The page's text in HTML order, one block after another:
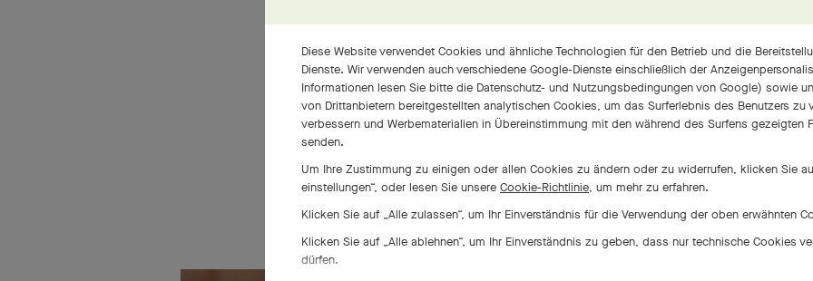
Maison angewandten Verfahren. Dies gewährleistet, dass die
höchsten objektiven Qualitätskriterien und gleichzeitig dem
Geschmack der Edelsteinabteilung von Van Cleef & Arpels
Diese Website verwendet Cookies und ähnliche Technologien für den Betrieb und die
Dienste. Wir verwenden auch verschiedene Google-Dienste einschließlich der
Informationen lesen Sie bitte die Datenschutz- und Nutzungsbedingungen von Google) sowie
von Drittanbietern bereitgestellten analytischen Cookies, um das Surferlebnis des Benutzers zu
verbessern und Werbematerialien in Übereinstimmung mit den während des Surfens gezeigten
senden.
Um Ihre Zustimmung zu einigen oder allen Cookies zu ändern oder zu widerrufen, klicken Sie
einstellungen“, oder lesen Sie unsere Cookie-Richtlinie, um mehr zu erfahren.
Klicken Sie auf „Alle zulassen“, um Ihr Einverständnis für die Verwendung der oben erwähnten
Klicken Sie auf „Alle ablehnen“, um Ihr Einverständnis zu geben, dass nur technische Cookies
dürfen.